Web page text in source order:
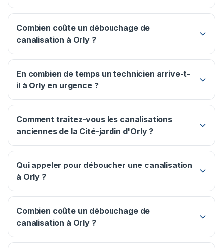
Combien coûte un débouchage de
canalisation à Orly ?
En combien de temps un technicien arrive-t-
il à Orly en urgence ?
Comment traitez-vous les canalisations
anciennes de la Cité-jardin d'Orly ?
Qui appeler pour déboucher une canalisation
à Orly ?
Combien coûte un débouchage de
canalisation à Orly ?